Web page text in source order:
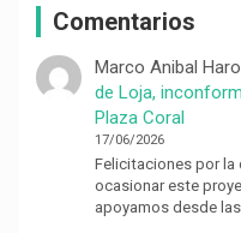
Comentarios
Marco Anibal
de Loja,
Plaza Coral
17/06/2026
Felicitaciones por
ocasionar este
apoyamos desde